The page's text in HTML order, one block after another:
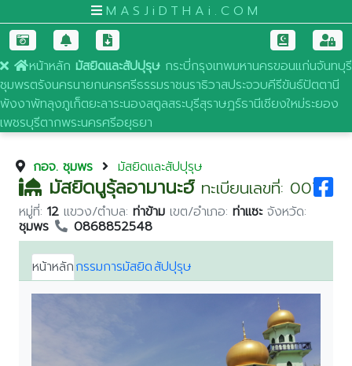
MASJiDTHAi.COM
หน้าหลัก มัสยิดและสัปปุรุษ กระบี่กรุงเทพมหานครขอนแก่นจันทบุรี
ชุมพรตรังนครนายกนครศรีธรรมราชนราธิวาสประจวบคีรีขันธ์ปัตตานี
พังงาพัทลุงภูเก็ตยะลาระนองสตูลสระบุรีสุราษฎร์ธานีเชียงใหม่ระยอง
เพชรบุรีตากพระนครศรีอยุธยา
กอจ. ชุมพร มัสยิดและสัปปุรุษ
มัสยิดนูรุ้ลอามานะฮ์ ทะเบียนเลขที่: 007
หมู่ที่: 12 แขวง/ตำบล: ท่าข้าม เขต/อำเภอ: ท่าแซะจังหวัด:
ชุมพร 0868852548
หน้าหลักกรรมการมัสยิดสัปปุรุษ